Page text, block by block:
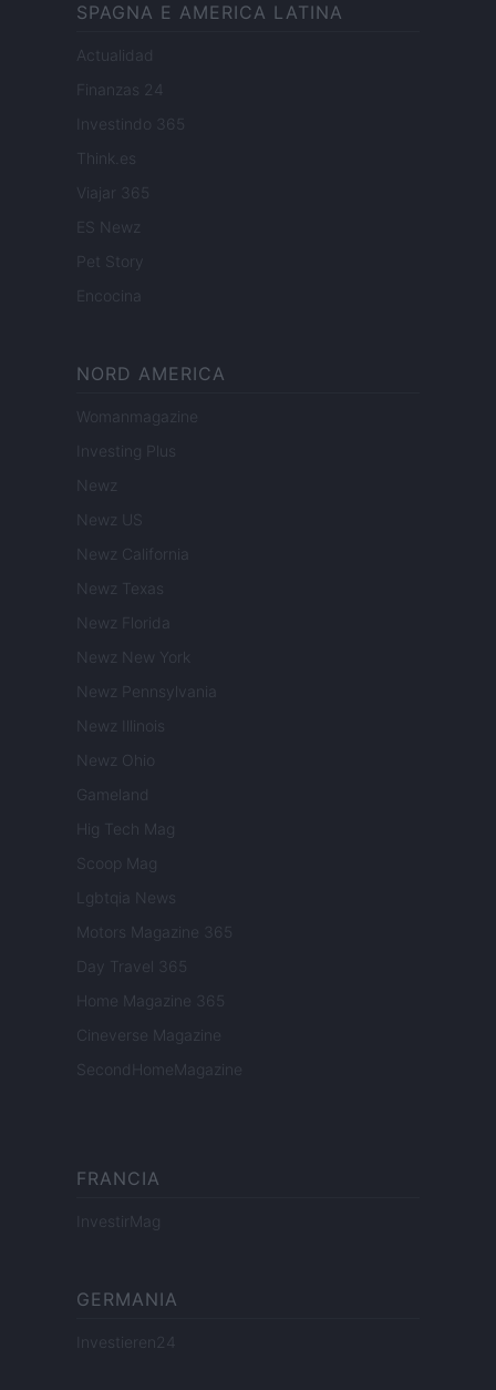
SPAGNA E AMERICA LATINA
Actualidad
Finanzas 24
Investindo 365
Think.es
Viajar 365
ES Newz
Pet Story
Encocina
NORD AMERICA
Womanmagazine
Investing Plus
Newz
Newz US
Newz California
Newz Texas
Newz Florida
Newz New York
Newz Pennsylvania
Newz Illinois
Newz Ohio
Gameland
Hig Tech Mag
Scoop Mag
Lgbtqia News
Motors Magazine 365
Day Travel 365
Home Magazine 365
Cineverse Magazine
SecondHomeMagazine
FRANCIA
InvestirMag
GERMANIA
Investieren24